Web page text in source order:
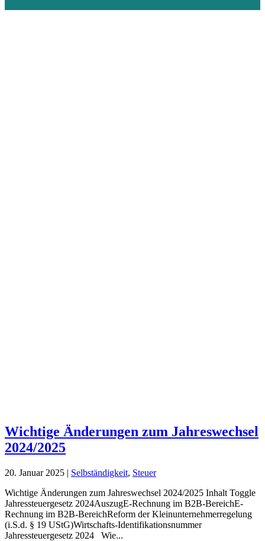
Wichtige Änderungen zum Jahreswechsel
2024/2025
20. Januar 2025 | Selbständigkeit, Steuer
Wichtige Änderungen zum Jahreswechsel 2024/2025 Inhalt Toggle
Jahressteuergesetz 2024AuszugE-Rechnung im B2B-BereichE-
Rechnung im B2B-BereichReform der Kleinunternehmerregelung
(i.S.d. § 19 UStG)Wirtschafts-Identifikationsnummer
Jahressteuergesetz 2024 Wie...